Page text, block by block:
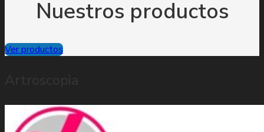
Nuestros productos
Ver productos